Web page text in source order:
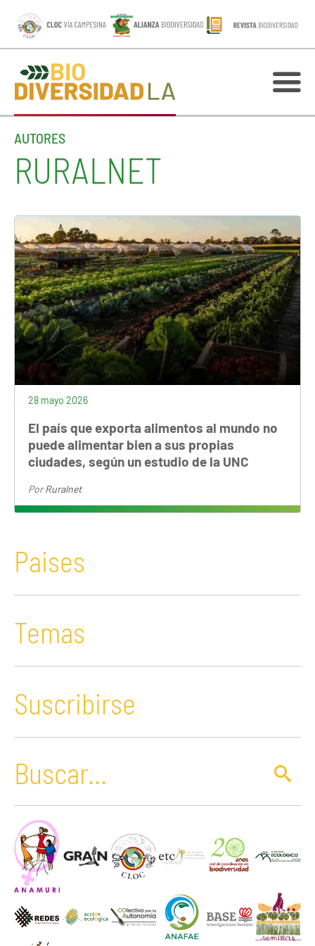
AUTORES
RURALNET
28 mayo 2026
El país que exporta alimentos al mundo no
puede alimentar bien a sus propias
ciudades, según un estudio de la UNC
PorRuralnet
Paises
Temas
Suscribirse